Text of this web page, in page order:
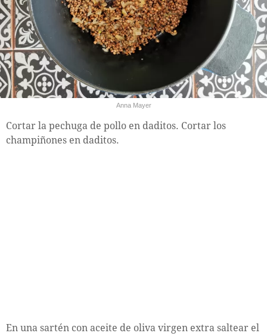
Anna Mayer
Cortar la pechuga de pollo en daditos. Cortar los
champiñones en daditos.
En una sartén con aceite de oliva virgen extra saltear el